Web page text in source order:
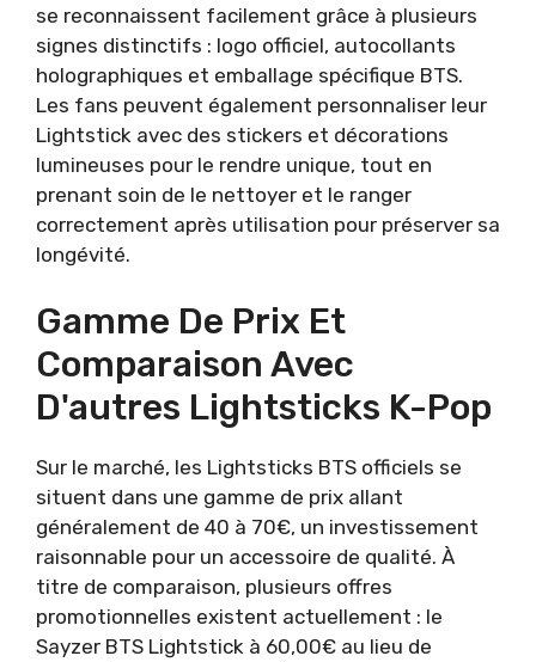
se reconnaissent facilement grâce à plusieurs
signes distinctifs : logo officiel, autocollants
holographiques et emballage spécifique BTS.
Les fans peuvent également personnaliser leur
Lightstick avec des stickers et décorations
lumineuses pour le rendre unique, tout en
prenant soin de le nettoyer et le ranger
correctement après utilisation pour préserver sa
longévité.
Gamme De Prix Et
Comparaison Avec
D'autres Lightsticks K-Pop
Sur le marché, les Lightsticks BTS officiels se
situent dans une gamme de prix allant
généralement de 40 à 70€, un investissement
raisonnable pour un accessoire de qualité. À
titre de comparaison, plusieurs offres
promotionnelles existent actuellement : le
Sayzer BTS Lightstick à 60,00€ au lieu de